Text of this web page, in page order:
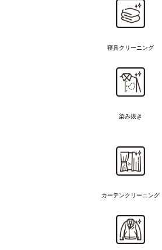
寝具クリーニング
染み抜き
カーテンクリーニング